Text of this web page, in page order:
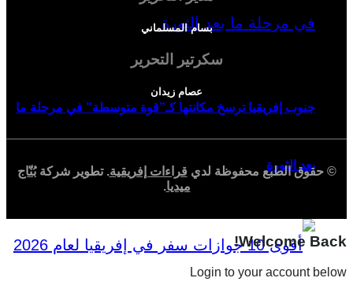
جنوب إفريقيا ترسخ مكانتها كـ”قوة متوسطة” في مرحلة ما
بعد الثورة
بسام المسلماني
سكرتير التحرير
عصام زيدان
© حقوق الطبع محفوظة لدي قراءات إفريقية. تطوير شركةبُنّاج
ميديا.
Welcome Back!
Login to your account below